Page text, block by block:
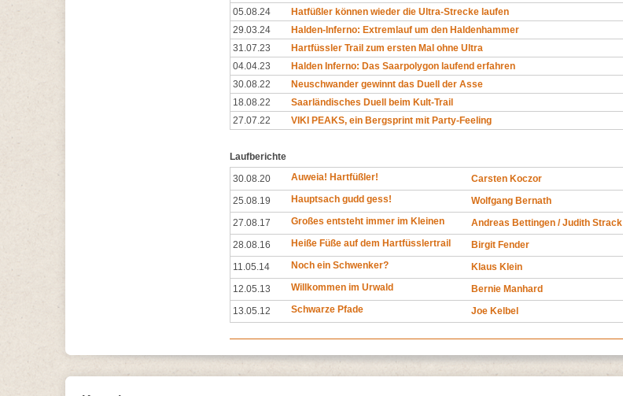
05.08.24
Hatfüßler können wieder die Ultra-Strecke laufen
29.03.24
Halden-Inferno: Extremlauf um den Haldenhammer
31.07.23
Hartfüssler Trail zum ersten Mal ohne Ultra
04.04.23
Halden Inferno: Das Saarpolygon laufend erfahren
30.08.22
Neuschwander gewinnt das Duell der Asse
18.08.22
Saarländisches Duell beim Kult-Trail
27.07.22
VIKI PEAKS, ein Bergsprint mit Party-Feeling
Laufberichte
30.08.20
Auweia! Hartfüßler!
Carsten Koczor
25.08.19
Hauptsach gudd gess!
Wolfgang Bernath
27.08.17
Großes entsteht immer im Kleinen
Andreas Bettingen / Judith Strack
28.08.16
Heiße Füße auf dem Hartfüsslertrail
Birgit Fender
11.05.14
Noch ein Schwenker?
Klaus Klein
12.05.13
Willkommen im Urwald
Bernie Manhard
13.05.12
Schwarze Pfade Joe Kelbel